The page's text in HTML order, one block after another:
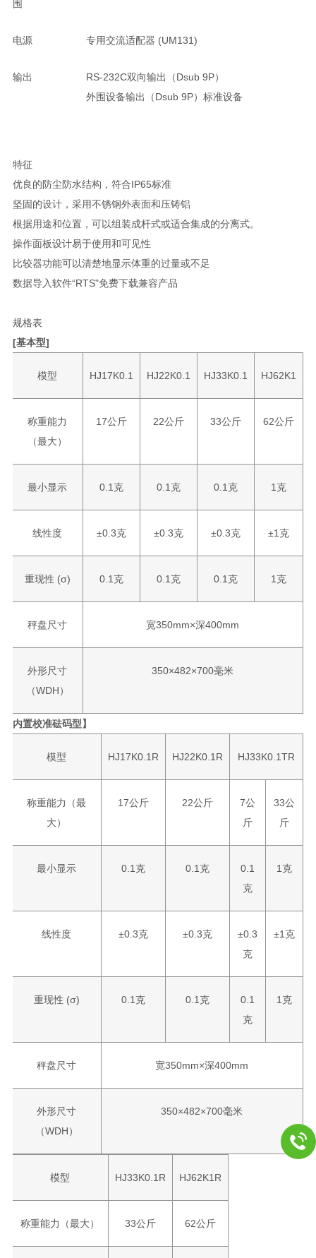
围
电源 专用交流适配器 (UM131)
输出
RS-232C双向输出（Dsub 9P）
外围设备输出（Dsub 9P）标准设备
特征
优良的防尘防水结构，符合IP65标准
坚固的设计，采用不锈钢外表面和压铸铝
根据用途和位置，可以组装成杆式或适合集成的分离式。
操作面板设计易于使用和可见性
比较器功能可以清楚地显示体重的过量或不足
数据导入软件“RTS"免费下载兼容产品
规格表
[基本型]
模型 HJ17K0.1 HJ22K0.1 HJ33K0.1 HJ62K1
称重能力
（最大）
17公斤 22公斤 33公斤 62公斤
最小显示 0.1克 0.1克 0.1克 1克
线性度 ±0.3克 ±0.3克 ±0.3克 ±1克
重现性 (σ) 0.1克 0.1克 0.1克 1克
秤盘尺寸 宽350mm×深400mm
外形尺寸
（WDH）
350×482×700毫米
内置校准砝码型】
模型 HJ17K0.1R HJ22K0.1R HJ33K0.1TR
称重能力（最
大）
17公斤 22公斤
7公
斤
33公
斤
最小显示 0.1克 0.1克
0.1
克
1克
线性度 ±0.3克 ±0.3克
±0.3
克
±1克
重现性 (σ) 0.1克 0.1克
0.1
克
1克
秤盘尺寸 宽350mm×深400mm
外形尺寸
（WDH）
350×482×700毫米
模型 HJ33K0.1R HJ62K1R
称重能力（最大） 33公斤 62公斤